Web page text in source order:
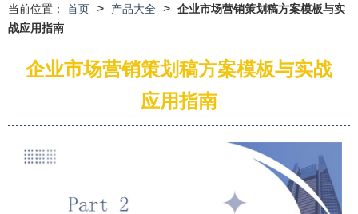
当前位置： 首页 > 产品大全 > 企业市场营销策划稿方案模板与实
战应用指南
企业市场营销策划稿方案模板与实战
应用指南